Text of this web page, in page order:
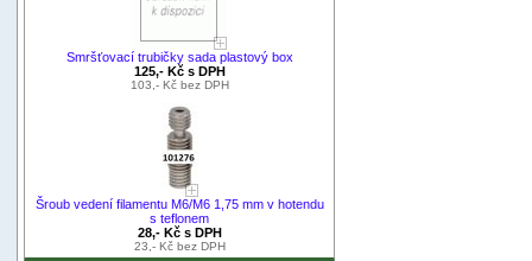
Smršťovací trubičky sada plastový box
125,- Kč s DPH
103,- Kč bez DPH
Šroub vedení filamentu M6/M6 1,75 mm v hotendu
s teflonem
28,- Kč s DPH
23,- Kč bez DPH